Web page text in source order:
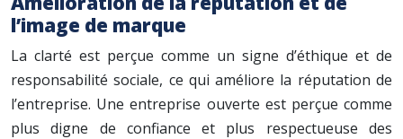
l’image de marque
La clarté est perçue comme un signe d’éthique et de
responsabilité sociale, ce qui améliore la réputation de
l’entreprise. Une entreprise ouverte est perçue comme
plus digne de confiance et plus respectueuse des